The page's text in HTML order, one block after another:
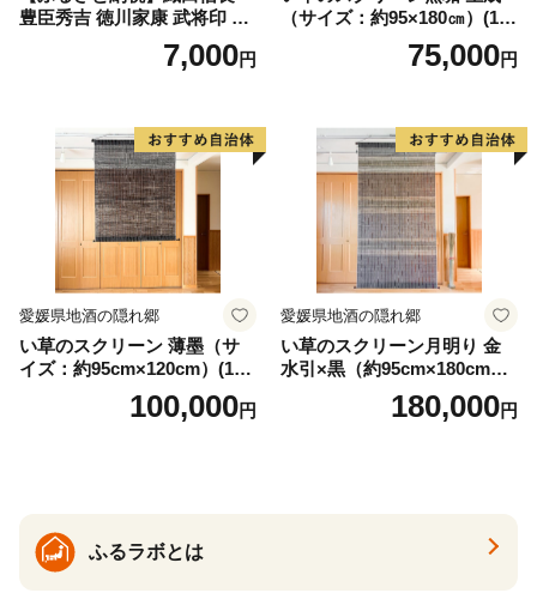
豊臣秀吉 徳川家康 武将印 花
押印 6枚 セット イラスト 戦
国 武将 小牧山城 墨絵 龍画師
グッズ 愛知県 小牧市 お取り
寄せ 送料無料
7,000円
（サイズ：約95×180㎝）(14
75,000円
愛媛県地酒の隠れ郷
い草のスクリーン 薄墨（サ
イズ：約95cm×120cm）(14
100,000円
愛媛県地酒の隠れ郷
い草のスクリーン月明り 金
水引×黒（約95cm×180cm）
180,000円
ふるラボとは